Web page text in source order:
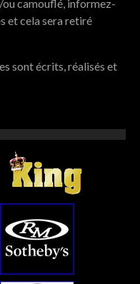
camouflé, informez-
et cela sera retiré
sont écrits, réalisés et